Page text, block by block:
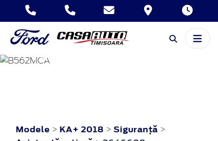
KA+
Modele > KA+ 2018 > Siguranţă >